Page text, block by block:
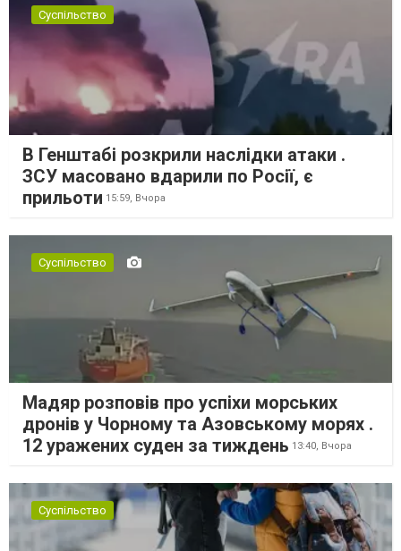
Суспільство
В Генштабі розкрили наслідки атаки .
ЗСУ масовано вдарили по Росії, є
прильоти 15:59, Вчора
Суспільство
Мадяр розповів про успіхи морських
дронів у Чорному та Азовському морях .
12 уражених суден за тиждень 13:40, Вчора
Суспільство